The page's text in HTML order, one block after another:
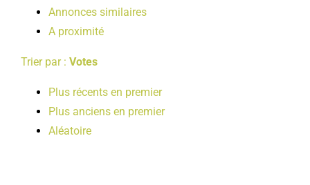
Annonces similaires
A proximité
Trier par : Votes
Plus récents en premier
Plus anciens en premier
Aléatoire